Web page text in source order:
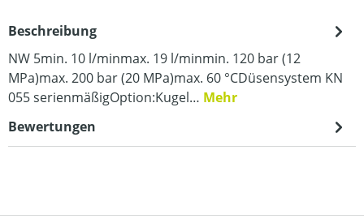
Beschreibung
NW 5min. 10 l/minmax. 19 l/minmin. 120 bar (12
MPa)max. 200 bar (20 MPa)max. 60 °CDüsensystem KN
055 serienmäßigOption:Kugel… Mehr
Bewertungen